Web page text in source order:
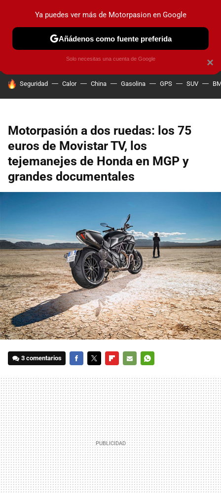
PRUEBAS COCHES ELÉCTRICOS OBSERVATORIO
HOY SE HABLA DE
Seguridad Calor China Gasolina GPS SUV
Motorpasión a dos ruedas: los 75
euros de Movistar TV, los
tejemanejes de Honda en MGP y
grandes documentales
3 comentarios
MAIL
×
Ya puedes ver más de Motorpasion en Google
Añádenos como fuente preferida
Solo necesitas una cuenta de Google